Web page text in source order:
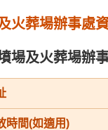
火葬場辦事處
場及火葬場辦
時間(如適用)